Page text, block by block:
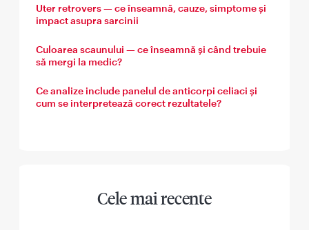
Uter retrovers — ce înseamnă, cauze, simptome și
impact asupra sarcinii
Culoarea scaunului — ce înseamnă și când trebuie
să mergi la medic?
Ce analize include panelul de anticorpi celiaci și
cum se interpretează corect rezultatele?
Cele mai recente